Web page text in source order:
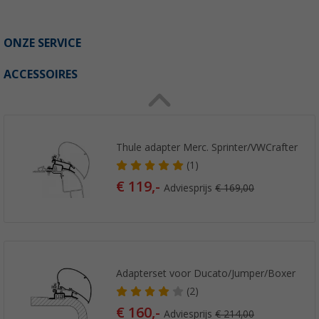
ONZE SERVICE
ACCESSOIRES
Thule adapter Merc. Sprinter/VWCrafter
(1)
€ 119,-Adviesprijs€ 169,00
Adapterset voor Ducato/Jumper/Boxer
(2)
€ 160,-Adviesprijs€ 214,00